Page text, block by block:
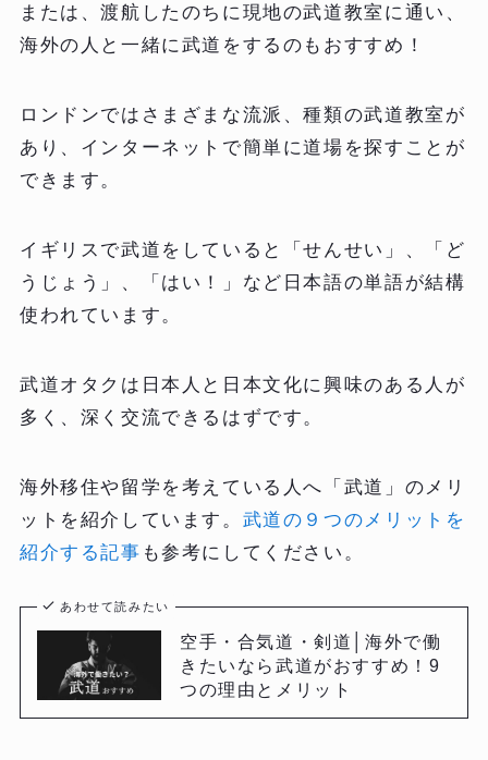
または、渡航したのちに現地の武道教室に通い、
海外の人と一緒に武道をするのもおすすめ！
ロンドンではさまざまな流派、種類の武道教室が
あり、インターネットで簡単に道場を探すことが
できます。
イギリスで武道をしていると「せんせい」、「ど
うじょう」、「はい！」など日本語の単語が結構
使われています。
武道オタクは日本人と日本文化に興味のある人が
多く、深く交流できるはずです。
海外移住や留学を考えている人へ「武道」のメリ
ットを紹介しています。 武道の９つのメリットを
紹介する記事 も参考にしてください。
あわせて読みたい
空手・合気道・剣道│海外で働
きたいなら武道がおすすめ！9
つの理由とメリット